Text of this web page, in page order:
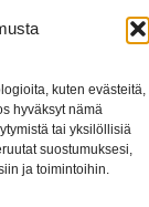
kuten evästeitä,
hyväksyt nämä
tai yksilöllisiä
suostumuksesi,
ja toimintoihin.